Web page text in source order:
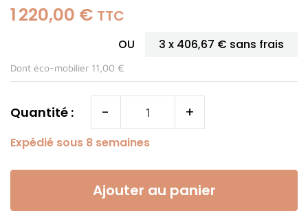
1 220,00 € TTC
OU 3 x 406,67 € sans frais
Dont éco-mobilier 11,00 €
Quantité : - +
Expédié sous 8 semaines
Ajouter au panier